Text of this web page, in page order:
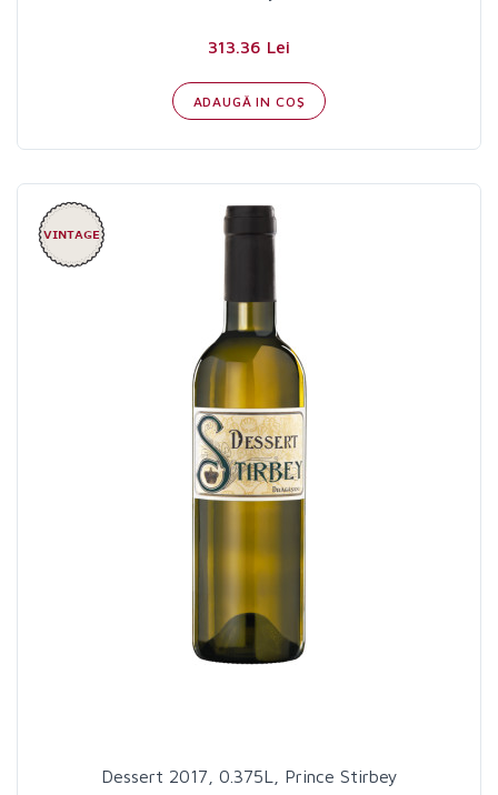
313.36 Lei
ADAUGĂ IN COŞ
Dessert 2017, 0.375L, Prince Stirbey